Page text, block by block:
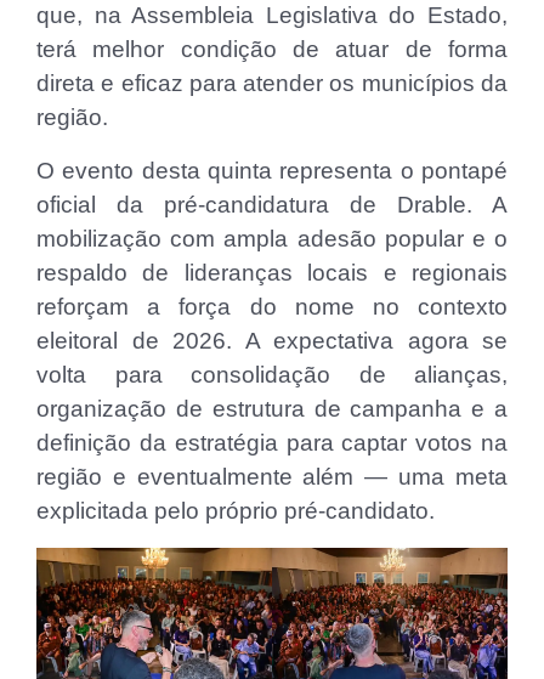
que, na Assembleia Legislativa do Estado,
terá melhor condição de atuar de forma
direta e eficaz para atender os municípios da
região.
O evento desta quinta representa o pontapé
oficial da pré-candidatura de Drable. A
mobilização com ampla adesão popular e o
respaldo de lideranças locais e regionais
reforçam a força do nome no contexto
eleitoral de 2026. A expectativa agora se
volta para consolidação de alianças,
organização de estrutura de campanha e a
definição da estratégia para captar votos na
região e eventualmente além — uma meta
explicitada pelo próprio pré-candidato.